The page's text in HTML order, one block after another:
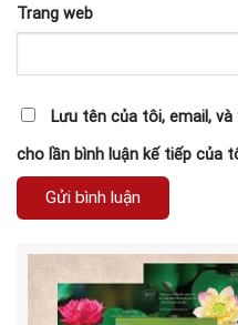
Trang web
Lưu tên của tôi, email,
cho lần bình luận kế tiếp của